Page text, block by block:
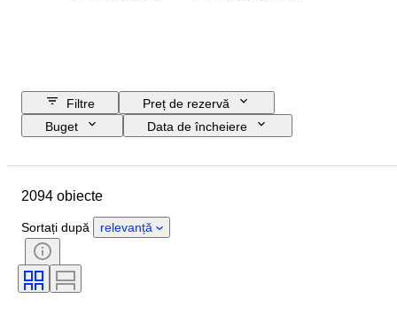
Filtre
Preț de rezervă
Buget
Data de încheiere
Stare
Semnătură
Mărimea hainelor
De tip cuțit de bucătărie
Artist
2094 obiecte
Sortați după relevanță